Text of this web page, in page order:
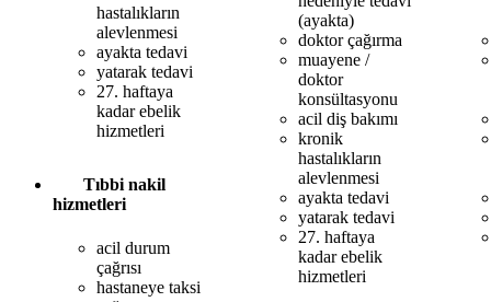
hastalıkların
alevlenmesi
ayakta tedavi
yatarak tedavi
27. haftaya
kadar ebelik
hizmetleri
Tıbbi nakil
hizmetleri
acil durum
çağrısı
hastaneye taksi
(ayakta)
doktor çağırma
muayene /
doktor
konsültasyonu
acil diş bakımı
kronik
hastalıkların
alevlenmesi
ayakta tedavi
yatarak tedavi
27. haftaya
kadar ebelik
hizmetleri